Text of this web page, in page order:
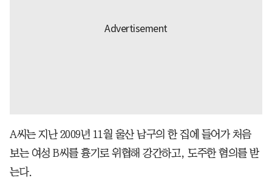
A씨는 지난 2009년 11월 울산 남구의 한 집에 들어가 처음
보는 여성 B씨를 흉기로 위협해 강간하고, 도주한 혐의를 받
는다.